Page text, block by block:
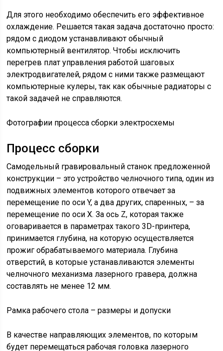
Для этого необходимо обеспечить его эффективное
охлаждение. Решается такая задача достаточно просто:
рядом с диодом устанавливают обычный
компьютерный вентилятор. Чтобы исключить
перегрев плат управления работой шаговых
электродвигателей, рядом с ними также размещают
компьютерные кулеры, так как обычные радиаторы с
такой задачей не справляются.
Фотографии процесса сборки электросхемы
Процесс сборки
Самодельный гравировальный станок предложенной
конструкции – это устройство челночного типа, один из
подвижных элементов которого отвечает за
перемещение по оси Y, а два других, спаренных, – за
перемещение по оси X. За ось Z, которая также
оговаривается в параметрах такого 3D-принтера,
принимается глубина, на которую осуществляется
прожиг обрабатываемого материала. Глубина
отверстий, в которые устанавливаются элементы
челночного механизма лазерного гравера, должна
составлять не менее 12 мм.
Рамка рабочего стола – размеры и допуски
В качестве направляющих элементов, по которым
будет перемещаться рабочая головка лазерного